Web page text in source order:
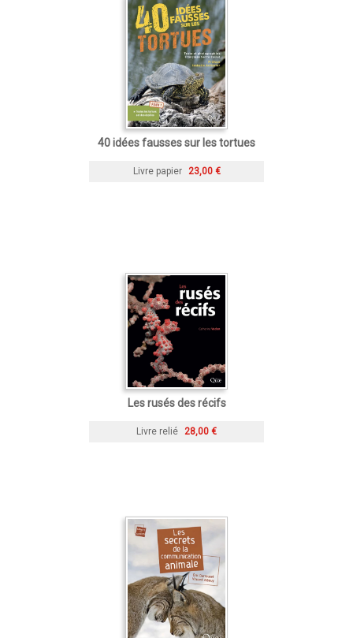
40 idées fausses sur les tortues
Livre papier 23,00 €
Les rusés des récifs
Livre relié 28,00 €